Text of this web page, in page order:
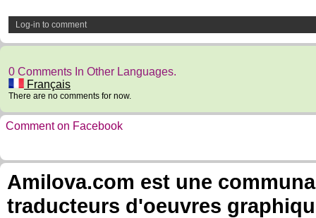
Log-in to comment
0 Comments In Other Languages.
Français
There are no comments for now.
Comment on Facebook
Amilova.com est une
traducteurs d'oeuvres